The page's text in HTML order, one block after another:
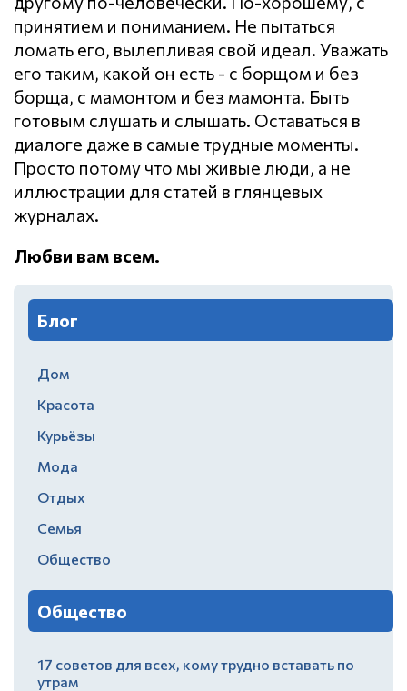
принятием и пониманием. Не пытаться
ломать его, вылепливая свой идеал. Уважать
его таким, какой он есть - с борщом и без
борща, с мамонтом и без мамонта. Быть
готовым слушать и слышать. Оставаться в
диалоге даже в самые трудные моменты.
Просто потому что мы живые люди, а не
иллюстрации для статей в глянцевых
журналах.
Любви вам всем.
Блог
Дом
Красота
Курьёзы
Мода
Отдых
Семья
Общество
Общество
17 советов для всех, кому трудно вставать по
утрам